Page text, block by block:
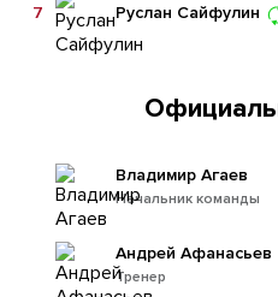
Руслан Сайфулин
7
Начальник команды
Владимир Агаев
Тренер
Андрей Афанасьев